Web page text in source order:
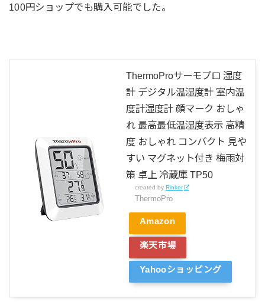
100円ショップでも購入可能でした。
ThermoProサーモプロ 湿度
計 デジタル温湿度計 室内温
度計湿度計 顔マーク おしゃ
れ 最高最低温湿度表示 高精
度 おしゃれ コンパクト 見や
すい マグネット付き 梅雨対
策 卓上 冷蔵庫 TP50
created by Rinker
ThermoPro
Amazon
楽天市場
Yahooショッピング